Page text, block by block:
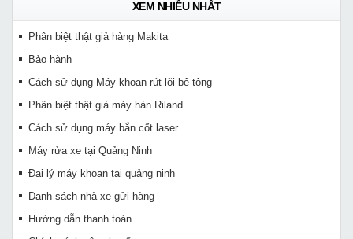
XEM NHIỀU NHẤT
Phân biệt thật giả hàng Makita
Bảo hành
Cách sử dụng Máy khoan rút lõi bê tông
Phân biệt thật giả máy hàn Riland
Cách sử dụng máy bắn cốt laser
Máy rửa xe tại Quảng Ninh
Đại lý máy khoan tại quảng ninh
Danh sách nhà xe gửi hàng
Hướng dẫn thanh toán